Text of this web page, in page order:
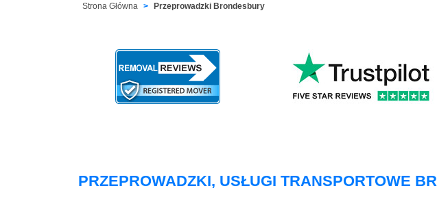
Strona Główna Przeprowadzki Brondesbury
PRZEPROWADZKI, USŁUGI TRANSPORTOWE